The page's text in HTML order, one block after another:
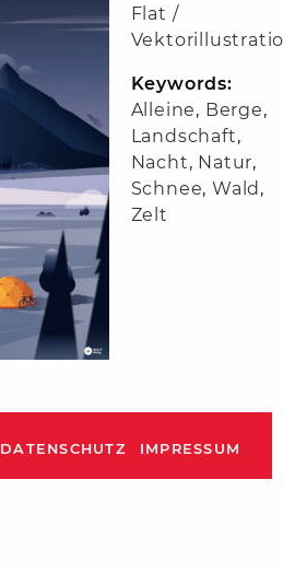
Flat /
Keywords:
Alleine, Berge,
Landschaft,
Nacht, Natur,
Schnee,Wald ,
Zelt
DATENSCHUTZ IMPRESSUM